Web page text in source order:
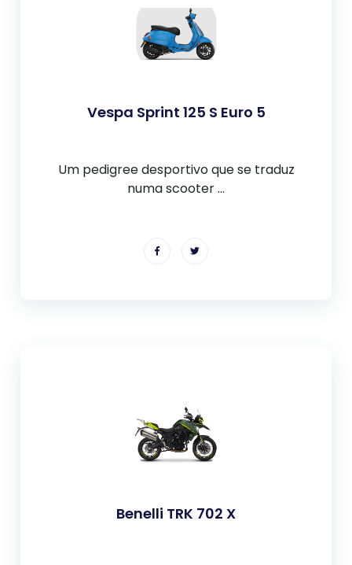
Vespa Sprint 125 S Euro 5
Um pedigree desportivo que se traduz
numa scooter ...
Benelli TRK 702 X